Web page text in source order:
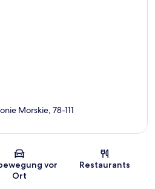
Karte
Morskie, 78-111
vor
Ort
Restaurants